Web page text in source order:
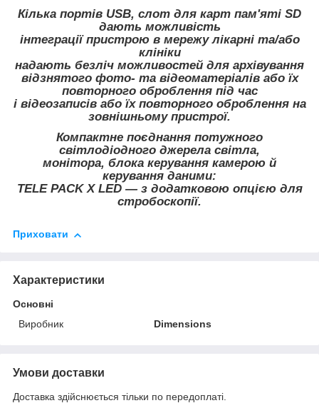
Кілька портів USB, слот для карт пам'яті SD
дають можливість
інтеграції пристрою в мережу лікарні та/або
клініки
надають безліч можливостей для архівування
відзнятого фото- та відеоматеріалів або їх
повторного оброблення під час
і відеозаписів або їх повторного оброблення на
зовнішньому пристрої.
Компактне поєднання потужного
світлодіодного джерела світла,
монітора, блока керування камерою й
керування даними:
TELE PACK X LED — з додатковою опцією для
стробоскопії.
Приховати
Характеристики
Основні
Виробник
Dimensions
Умови доставки
Доставка здійснюється тільки по передоплаті.